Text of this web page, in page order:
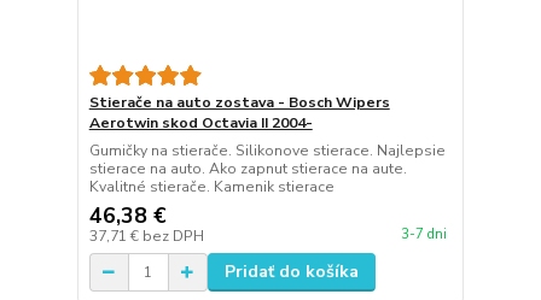
Stierače na auto zostava - Bosch Wipers
Aerotwin skod Octavia II 2004-
Gumičky na stierače. Silikonove stierace. Najlepsie
stierace na auto. Ako zapnut stierace na aute.
Kvalitné stierače. Kamenik stierace
46,38 €
37,71 € bez DPH 3-7 dni
Pridať do košíka